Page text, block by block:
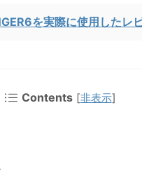
を実際に使用したレ
Contents [非表示]